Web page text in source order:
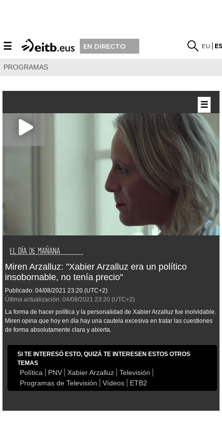
☰ EN DIRECTO EU
PROGRAMAS
Miren Arzalluz: ''Xabier Arzalluz era un político
insobornable, no tenía precio''
Publicado: 04/08/2021 23:20 (UTC+2)
Última actualización: 04/08/2021 23:20 (UTC+2)
La forma de hacer política y la personalidad de Xabier Arzalluz fue inolvidable.
Miren opina que hoy en día hay una cautela excesiva en tratar las cuestiones
de forma absolutamente clara y abierta.
SI TE INTERESÓ ESTO, QUIZÁ TE INTERESEN ESTOS OTROS
TEMAS
Política PNV Xabier Arzalluz
Televisión
Programas de Televisión
Vídeos ETB2
☰